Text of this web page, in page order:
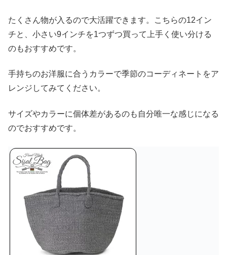
たくさん物が入るので大活躍できます。こちらの12イン
チと、小さい9インチを1つずつ買って上手く使い分ける
のもおすすめです。
手持ちのお洋服に合うカラーで季節のコーディネートをア
レンジしてみてください。
サイズやカラーに個体差があるのも自分唯一な感じになる
のでおすすめです。